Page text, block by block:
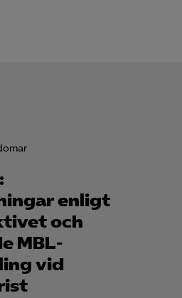
enligt
och
MBL-
vid